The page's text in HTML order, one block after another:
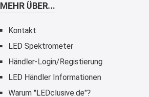
MEHR ÜBER...
Kontakt
LED Spektrometer
Händler-Login/Registierung
LED Händler Informationen
Warum "LEDclusive.de"?